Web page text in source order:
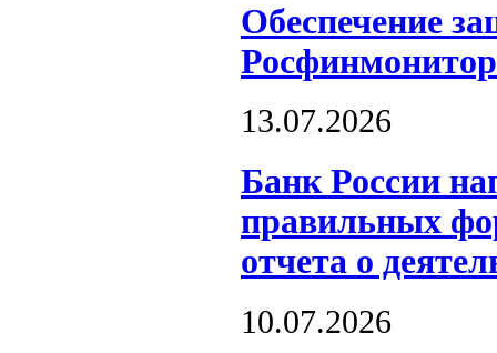
Обеспечение
13.07.2026
Банк России
правильных
отчета о
10.07.2026